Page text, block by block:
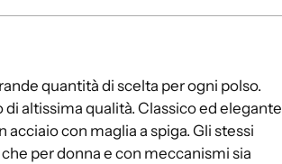
quantità di scelta per ogni polso.
altissima qualità. Classico ed elegante
con maglia a spiga. Gli stessi
per donna e con meccanismi sia